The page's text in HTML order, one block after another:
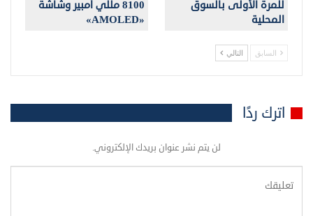
للمرة الأولى بالسوق
المحلية
8100 مللي أمبير وشاشة
«AMOLED»
السابق التالي
اترك ردًا
لن يتم نشر عنوان بريدك الإلكتروني.